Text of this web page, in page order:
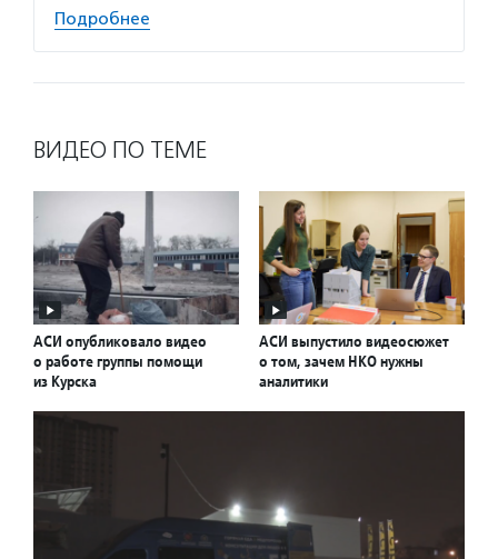
Подробнее
ВИДЕО ПО ТЕМЕ
АСИ опубликовало видео
о работе группы помощи
из Курска
АСИ выпустило видеосюжет
о том, зачем НКО нужны
аналитики